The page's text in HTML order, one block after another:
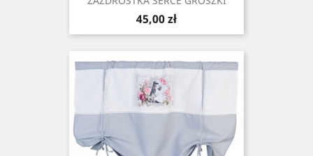
Cena
45,00 zł